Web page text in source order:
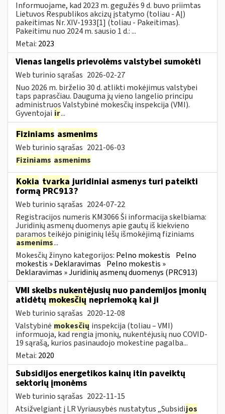
Informuojame, kad 2023 m. gegužės 9 d. buvo priimtas
Lietuvos Respublikos akcizų įstatymo (toliau - AĮ)
pakeitimas Nr. XIV-1933[1] (toliau - Pakeitimas).
Pakeitimu nuo 2024 m. sausio 1 d.: ...
Metai: 2023
Vienas langelis prievolėms valstybei sumokėti
Web turinio sąrašas 2026-02-27
Nuo 2026 m. birželio 30 d. atlikti mokėjimus valstybei
taps paprasčiau. Dauguma jų vieno langelio principu
administruos Valstybinė mokesčių inspekcija (VMI).
Gyventojai ir...
Fiziniams asmenims
Web turinio sąrašas 2021-06-03
Fiziniams asmenims
Kokia tvarka juridiniai asmenys turi pateikti
formą PRC913?
Web turinio sąrašas 2024-07-22
Registracijos numeris KM3066 Ši informacija skelbiama:
Juridinių asmenų duomenys apie gautų iš kiekvieno
paramos teikėjo piniginių lėšų išmokėjimą fiziniams
asmenims...
Mokesčių žinyno kategorijos: Pelno mokestis Pelno
mokestis » Deklaravimas Pelno mokestis »
Deklaravimas » Juridinių asmenų duomenys (PRC913)
VMI skelbs nukentėjusių nuo pandemijos įmonių
atidėtų mokesčių nepriemoką kai ji
Web turinio sąrašas 2020-12-08
Valstybinė mokesčių inspekcija (toliau – VMI)
informuoja, kad rengia įmonių, nukentėjusių nuo COVID-
19 sąrašą, kurios pasinaudojo mokestine pagalba...
Metai: 2020
Subsidijos energetikos kainų itin paveiktų
sektorių įmonėms
Web turinio sąrašas 2022-11-15
Atsižvelgiant į LR Vyriausybės nustatytus „Subsidijos